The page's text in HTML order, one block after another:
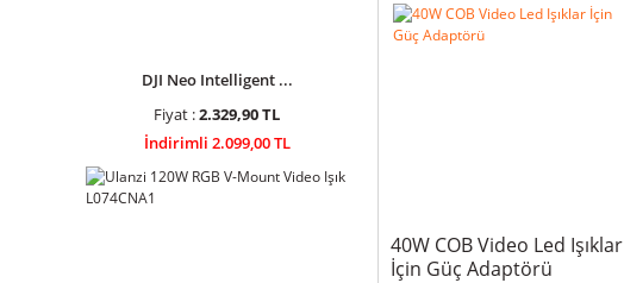
DJI Neo Intelligent ...
Fiyat :2.329,90 TL
İndirimli 2.099,00 TL
40W COB Video Led Işıklar
İçin Güç Adaptörü